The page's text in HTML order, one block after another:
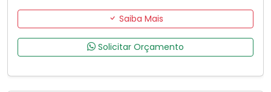
Saiba Mais
Solicitar Orçamento